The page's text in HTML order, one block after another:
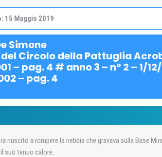
15 Maggio 2019
Simone
Circolo della Pattuglia
– pag. 4 # anno 3 – n° 2 – 1/
– pag. 4
riuscito a rompere la nebbia che gravava sulla Base
suo tenuo calore.